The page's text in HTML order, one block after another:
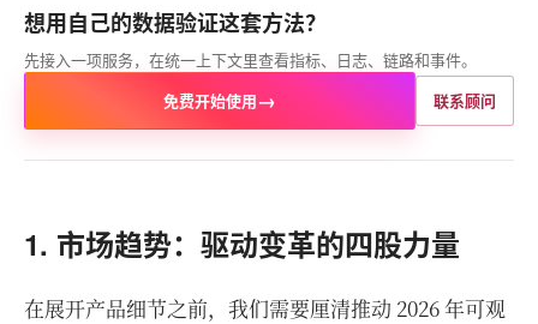
想用自己的数据验证这套方法？
先接入一项服务，在统一上下文里查看指标、日志、链路和事件。
免费开始使用→ 联系顾问
1. 市场趋势：驱动变革的四股力量
在展开产品细节之前，我们需要厘清推动 2026 年可观